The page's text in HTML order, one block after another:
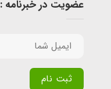
عضویت در خبرنامه :